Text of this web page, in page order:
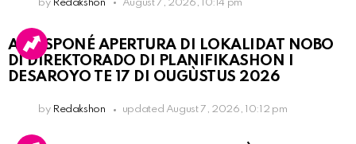
by Redakshon August 7, 2026, 10:14 pm
A POSPONÉ APERTURA DI LOKALIDAT NOBO
DI DIREKTORADO DI PLANIFIKASHON I
DESAROYO TE 17 DI OUGÙSTUS 2026
by Redakshon updated August 7, 2026, 10:12 pm